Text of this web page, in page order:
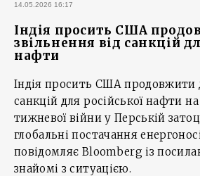
14.05.2026 16:17
Індія просить США
звільнення від санкцій
нафти
Індія просить США продовжити
санкцій для російської нафти
тижневої війни у Перській
глобальні постачання
повідомляє Bloomberg із
знайомі з ситуацією.